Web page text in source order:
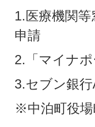
1.医療機関
申請
2.「マイナ
3.セブン銀
※中泊町役